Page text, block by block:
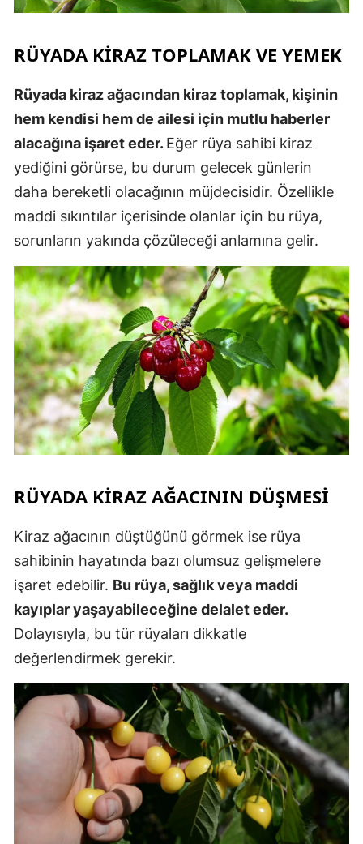
RÜYADA KIRAZ TOPLAMAK VE YEMEK
Rüyada kiraz ağacından kiraz toplamak, kişinin
hem kendisi hem de ailesi için mutlu haberler
alacağına işaret eder.Eğer rüya sahibi kiraz
yediğini görürse, bu durum gelecek günlerin
daha bereketli olacağının müjdecisidir. Özellikle
maddi sıkıntılar içerisinde olanlar için bu rüya,
sorunların yakında çözüleceği anlamına gelir.
RÜYADA KIRAZ AĞACININ DÜŞMESI
Kiraz ağacının düştüğünü görmek ise rüya
sahibinin hayatında bazı olumsuz gelişmelere
işaret edebilir. Bu rüya, sağlık veya maddi
kayıplar yaşayabileceğine delalet eder.
Dolayısıyla, bu tür rüyaları dikkatle
değerlendirmek gerekir.